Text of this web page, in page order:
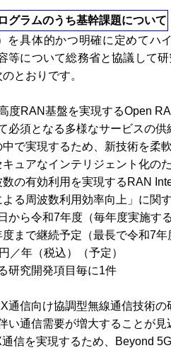
グラムのうち基幹課題について
を具体的かつ明確に定めてハ
等について総務省と協議して
とおりです。
度RAN基盤を実現するOpen
必須となる多様なサービスの
で実現するため、新技術を柔
ュアなインテリジェント化の
の有効利用を実現するRAN
よる周波数利用効率向上」に
から令和7年度（毎年度実施
まで継続予定（最長で令和7年
／年（税込）（予定）
研究開発項目毎に1件
通信向け協調型無線通信技術の
い通信需要が増大することが
信を実現するため、Beyond